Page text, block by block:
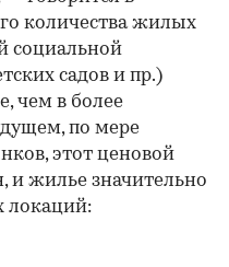
количества жилых
социальной
садов и пр.)
чем в более
по мере
этот ценовой
и жилье значительно
локаций: